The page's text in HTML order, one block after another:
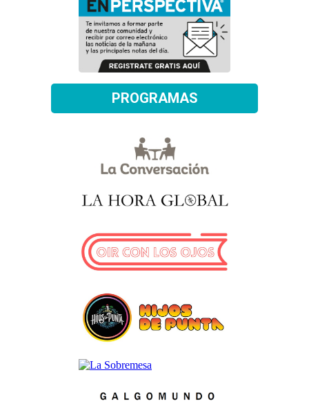
PROGRAMAS